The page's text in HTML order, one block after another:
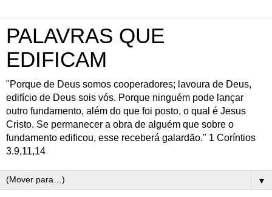
PALAVRAS QUE
EDIFICAM
"Porque de Deus somos cooperadores; lavoura de Deus,
edifício de Deus sois vós. Porque ninguém pode lançar
outro fundamento, além do que foi posto, o qual é Jesus
Cristo. Se permanecer a obra de alguém que sobre o
fundamento edificou, esse receberá galardão." 1 Coríntios
3.9,11,14
▼